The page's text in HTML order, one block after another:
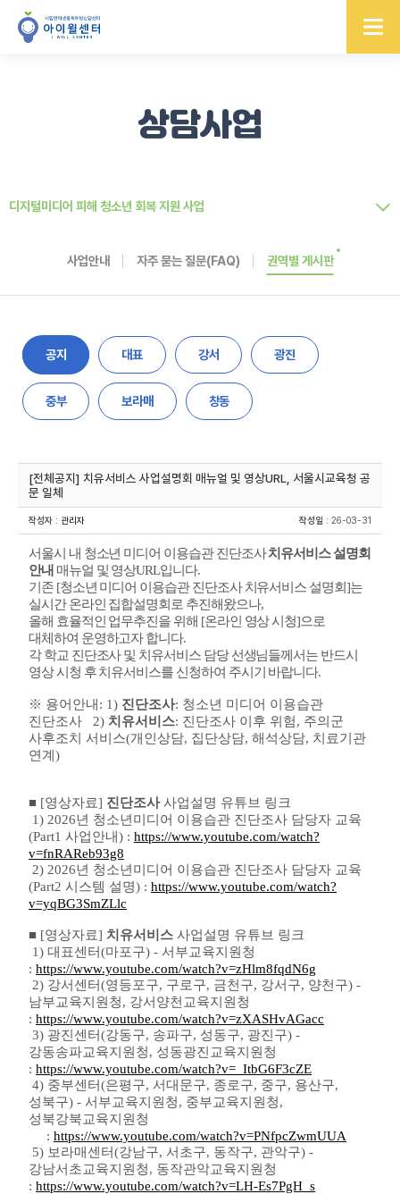
상담사업
디지털미디어 피해 청소년 회복 지원 사업
사업안내 자주 묻는 질문(FAQ) 권역별 게시판
공지 대표 강서 광진
중부 보라매 창동
[전체공지] 치유서비스 사업설명회 매뉴얼 및 영상URL, 서울시교육청 공
문 일체
작성자 : 관리자 작성일 : 26-03-31
서울시 내 청소년 미디어 이용습관 진단조사치유서비스 설명회
안내 매뉴얼 및 영상URL입니다.
기존 [청소년 미디어 이용습관 진단조사 치유서비스 설명회]는
실시간 온라인 집합설명회로 추진해왔으나,
올해 효율적인 업무추진을 위해 [온라인 영상 시청]으로
대체하여 운영하고자 합니다.
각 학교 진단조사 및 치유서비스 담당 선생님들께서는 반드시
영상 시청 후 치유서비스를 신청하여 주시기 바랍니다.
※ 용어안내: 1) 진단조사: 청소년 미디어 이용습관
진단조사 2) 치유서비스: 진단조사 이후 위험, 주의군
사후조치 서비스(개인상담, 집단상담, 해석상담, 치료기관
연계)
■ [영상자료] 진단조사사업설명 유튜브 링크
1) 2026년 청소년미디어 이용습관 진단조사 담당자 교육
(Part1 사업안내) : https://www.youtube.com/watch?
v=fnRAReb93g8
2) 2026년 청소년미디어 이용습관 진단조사 담당자 교육
(Part2 시스템 설명) : https://www.youtube.com/watch?
v=yqBG3SmZLlc
■ [영상자료] 치유서비스 사업설명 유튜브 링크
1) 대표센터(마포구) - 서부교육지원청
: https://www.youtube.com/watch?v=zHlm8fqdN6g
2) 강서센터(영등포구, 구로구, 금천구, 강서구, 양천구) -
남부교육지원청, 강서양천교육지원청
: https://www.youtube.com/watch?v=zXASHvAGacc
3) 광진센터(강동구, 송파구, 성동구, 광진구) -
강동송파교육지원청, 성동광진교육지원청
: https://www.youtube.com/watch?v=_ItbG6F3cZE
4) 중부센터(은평구, 서대문구, 종로구, 중구, 용산구,
성북구) - 서부교육지원청, 중부교육지원청,
성북강북교육지원 청
: https://www.youtube.com/watch?v=PNfpcZwmUUA
5) 보라매센터(강남구, 서초구, 동작구, 관악구) -
강남서초교육지원청, 동작관악교육지원청
: https://www.youtube.com/watch?v=LH-Es7PgH_s